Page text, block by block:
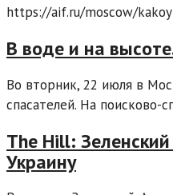
https://aif.ru/moscow/
В воде и на
Во вторник, 22 июля в
спасателей. На поисково-
The Hill:
Украину